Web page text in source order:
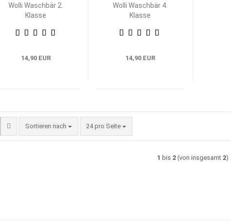
Wolli Waschbär 2.
Klasse
14,90 EUR
Wolli Waschbär 4.
Klasse
14,90 EUR
Sortieren nach
Sortieren nach 24 pro Seite
pro Seite
1 bis 2(von insgesamt 2)